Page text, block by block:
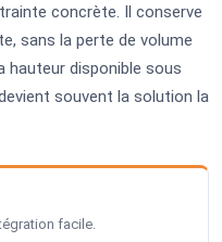
concrète. Il conserve
sans la perte de volume
hauteur disponible sous
souvent la solution la
facile.